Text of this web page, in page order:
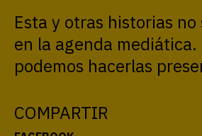
Esta y otras historias
en la agenda
podemos hacerlas
COMPARTIR